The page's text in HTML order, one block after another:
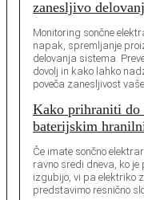
zanesljivo
Monitoring sončne
napak, spremljanje
delovanja sistema.
dovolj in kako lahko
poveča zanesljivost
Kako prihraniti do
baterijskim
Če imate sončno
ravno sredi dneva, ko
izgubijo, vi pa elektriko
predstavimo resnično